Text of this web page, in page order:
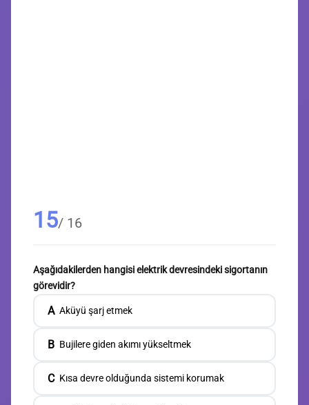
15/ 16
Aşağıdakilerden hangisi elektrik devresindeki sigortanın
görevidir?
A Aküyü şarj etmek
B Bujilere giden akımı yükseltmek
C Kısa devre olduğunda sistemi korumak